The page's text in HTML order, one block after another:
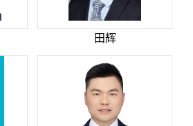
田辉